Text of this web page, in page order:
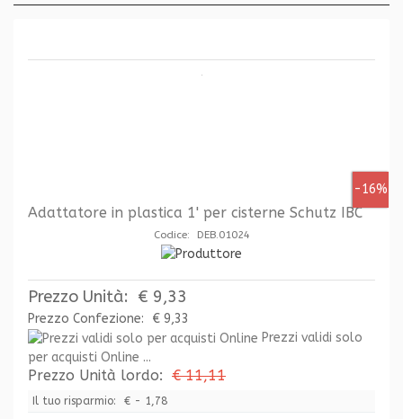
-16%
Adattatore in plastica 1' per cisterne Schutz IBC
Codice: DEB.01024
Prezzo Unità: € 9,33
Prezzo Confezione:
€ 9,33
Prezzi validi solo
per acquisti Online ...
Prezzo Unità lordo: € 11,11
Il tuo risparmio: € - 1,78